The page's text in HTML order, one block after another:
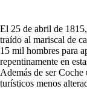
El 25 de abril de
traído al mariscal de
15 mil hombres para
repentinamente en
Además de ser
turísticos menos